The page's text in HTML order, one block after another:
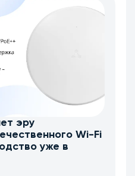
эру
Wi-Fi
уже в